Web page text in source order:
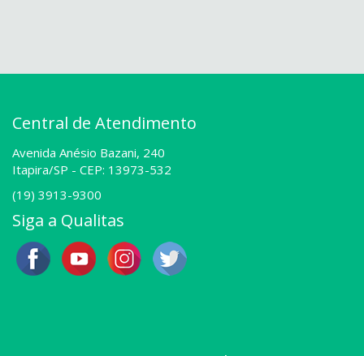
Central de Atendimento
Avenida Anésio Bazani, 240
Itapira/SP - CEP: 13973-532
(19) 3913-9300
Siga a Qualitas